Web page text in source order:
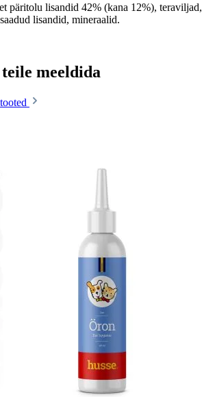
päritolu lisandid 42% (kana 12%), teraviljad,
lisandid, mineraalid.
meeldida